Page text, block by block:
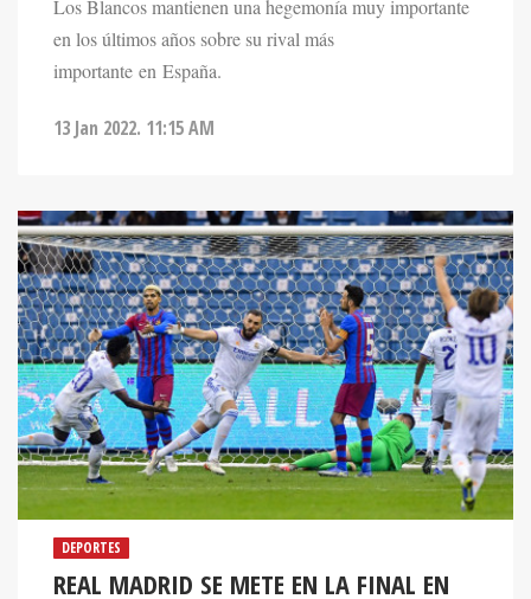
Los Blancos mantienen una hegemonía muy importante
en los últimos años sobre su rival más
importante en España.
13 Jan 2022. 11:15 AM
DEPORTES
REAL MADRID SE METE EN LA FINAL EN